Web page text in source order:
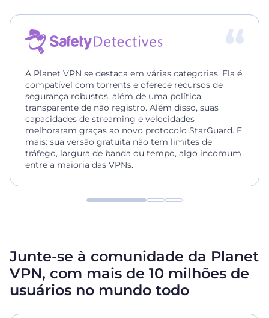
A Planet VPN se destaca em várias categorias. Ela é
compatível com torrents e oferece recursos de
segurança robustos, além de uma política
transparente de não registro. Além disso, suas
capacidades de streaming e velocidades
melhoraram graças ao novo protocolo StarGuard. E
mais: sua versão gratuita não tem limites de
tráfego, largura de banda ou tempo, algo incomum
entre a maioria das VPNs.
Junte-se à comunidade da Planet
VPN, com mais de 10 milhões de
usuários no mundo todo